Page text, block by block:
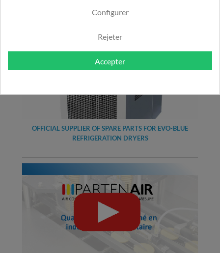
OFFICIAL SUPPLIER OF SPARE PARTS FOR EVO-BLUE
REFRIGERATION DRYERS
Configurer
Rejeter
Accepter